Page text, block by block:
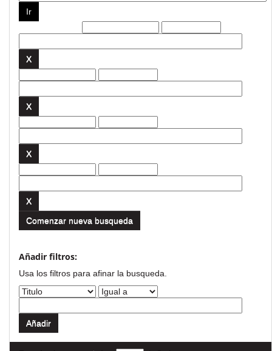
Comenzar nueva busqueda
Añadir filtros:
Usa los filtros para afinar la busqueda.